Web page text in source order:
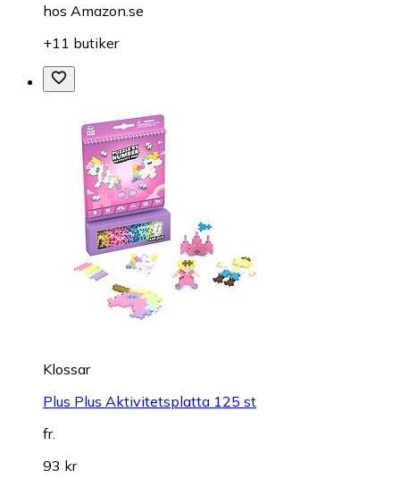
hos Amazon.se
+11 butiker
Klossar
Plus Plus Aktivitetsplatta 125 st
fr.
93 kr